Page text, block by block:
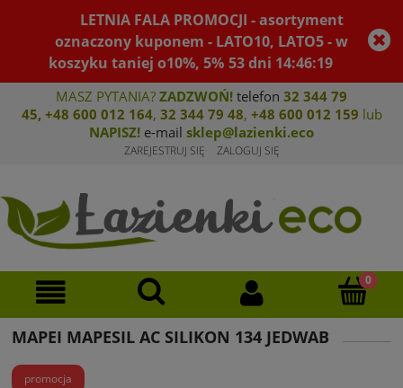
LETNIA FALA PROMOCJI - asortyment
oznaczony kuponem - LATO10, LATO5 - w
koszyku taniej o10%, 5% 53dni 14:46:19
MASZ PYTANIA? ZADZWOŃ! telefon 32 344 79
45, +48 600 012 164, 32 344 79 48, +48 600 012 159 lub
NAPISZ! e-mail sklep@lazienki.eco
ZAREJESTRUJ SIĘ ZALOGUJ SIĘ
MAPEI MAPESIL AC SILIKON 134 JEDWAB
promocja